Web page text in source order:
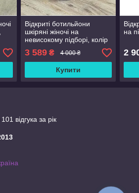
Відкриті ботильйони
шкіряні жіночі на
невисокому підборі, колір
3 589₴ 4 000 ₴
Купити
на
2
відгука за рік